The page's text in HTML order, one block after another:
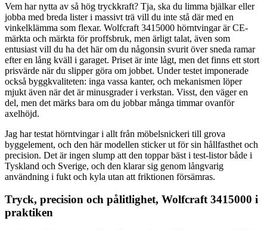
Vem har nytta av så hög tryckkraft? Tja, ska du limma bjälkar eller
jobba med breda lister i massivt trä vill du inte stå där med en
vinkelklämma som flexar. Wolfcraft 3415000 hörntvingar är CE-
märkta och märkta för proffsbruk, men ärligt talat, även som
entusiast vill du ha det här om du någonsin svurit över sneda ramar
efter en lång kväll i garaget. Priset är inte lågt, men det finns ett stort
prisvärde när du slipper göra om jobbet. Under testet imponerade
också byggkvaliteten: inga vassa kanter, och mekanismen löper
mjukt även när det är minusgrader i verkstan. Visst, den väger en
del, men det märks bara om du jobbar många timmar ovanför
axelhöjd.
Jag har testat hörntvingar i allt från möbelsnickeri till grova
byggelement, och den här modellen sticker ut för sin hållfasthet och
precision. Det är ingen slump att den toppar bäst i test-listor både i
Tyskland och Sverige, och den klarar sig genom långvarig
användning i fukt och kyla utan att friktionen försämras.
Tryck, precision och pålitlighet, Wolfcraft 3415000 i
praktiken